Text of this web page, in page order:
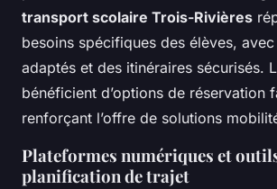
transport scolaire Trois-Rivières
besoins spécifiques des élèves,
adaptés et des itinéraires sécurisés.
bénéficient d’options de réservation
renforçant l’offre de solutions
Plateformes numériques et
planification de trajet